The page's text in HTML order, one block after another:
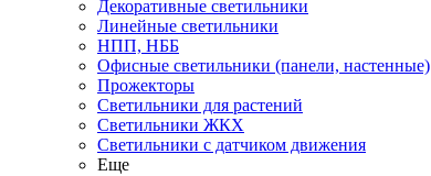
Декоративные светильники
Линейные светильники
НПП, НББ
Офисные светильники (панели, настенные)
Прожекторы
Светильники для растений
Светильники ЖКХ
Светильники с датчиком движения
Еще